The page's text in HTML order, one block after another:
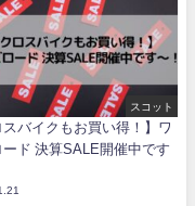
スコット
スバイクもお買い得！】ワ
ード 決算SALE開催中です